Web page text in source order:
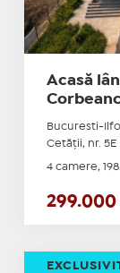
Acasă
Bucuresti-
Cetăţii, nr. 5E
4 camere,
299.000